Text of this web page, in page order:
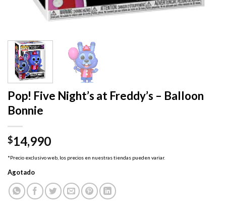
Pop! Five Night’s at Freddy’s – Balloon
Bonnie
$14,990
*Precio exclusivo web, los precios en nuestras tiendas pueden variar.
Agotado